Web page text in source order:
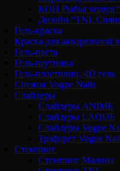
КОИ Рыбья чешуя
Дизайн “TNL
Гель-краска
Краска для акварельной
Гель-паста
Гель-паутинка
Гель-пластилин, 4D гель
Снежок Vogue Nails
Слайдеры
Слайдеры ANIME
Слайдеры LAQUE
Слайдеры Vogue
Трафарет Vogue
Стемпинг
Стемпинг Малина